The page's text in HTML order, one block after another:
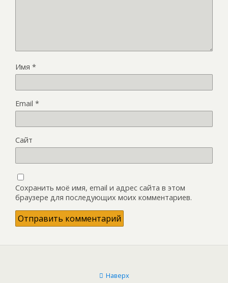
Имя *
Email *
Сайт
Сохранить моё имя, email и адрес сайта в этом
браузере для последующих моих комментариев.
Наверх